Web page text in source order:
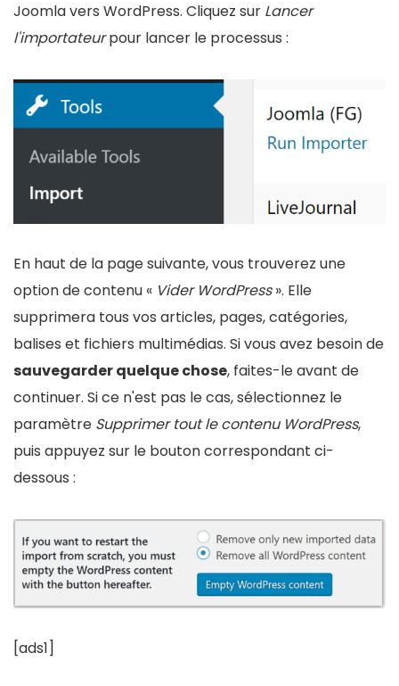
Joomla vers WordPress. Cliquez sur Lancer
l'importateurpour lancer le processus :
En haut de la page suivante, vous trouverez une
option de contenu « Vider WordPress». Elle
supprimera tous vos articles, pages, catégories,
balises et fichiers multimédias. Si vous avez besoin de
sauvegarder quelque chose, faites-le avant de
continuer. Si ce n'est pas le cas, sélectionnez le
paramètre Supprimer tout le contenu WordPress,
puis appuyez sur le bouton correspondant ci-
dessous :
[ads1]